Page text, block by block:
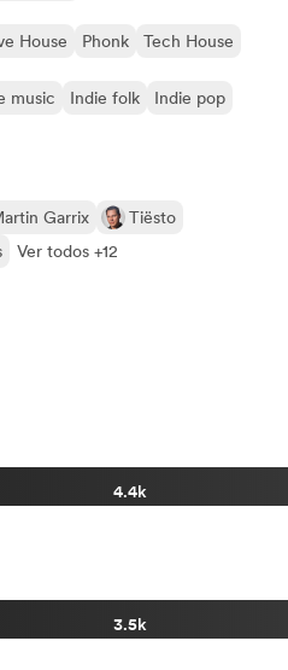
House Phonk Tech House
music Indie folk
Indie pop
Garrix
Tiësto
Ver todos +12
4.4k
3.5k